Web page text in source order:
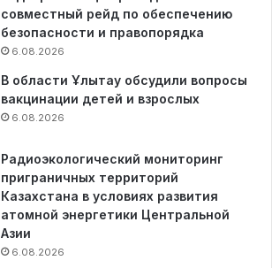
совместный рейд по обеспечению
безопасности и правопорядка
6.08.2026
В области Ұлытау обсудили вопросы
вакцинации детей и взрослых
6.08.2026
Радиоэкологический мониторинг
приграничных территорий
Казахстана в условиях развития
атомной энергетики Центральной
Азии
6.08.2026